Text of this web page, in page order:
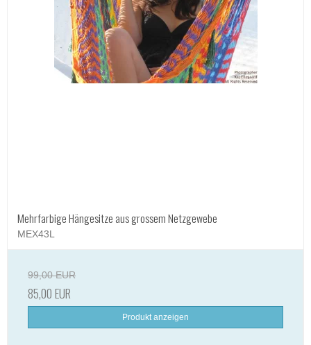
Mehrfarbige Hängesitze aus grossem Netzgewebe
MEX43L
99,00 EUR
85,00 EUR
Produkt anzeigen